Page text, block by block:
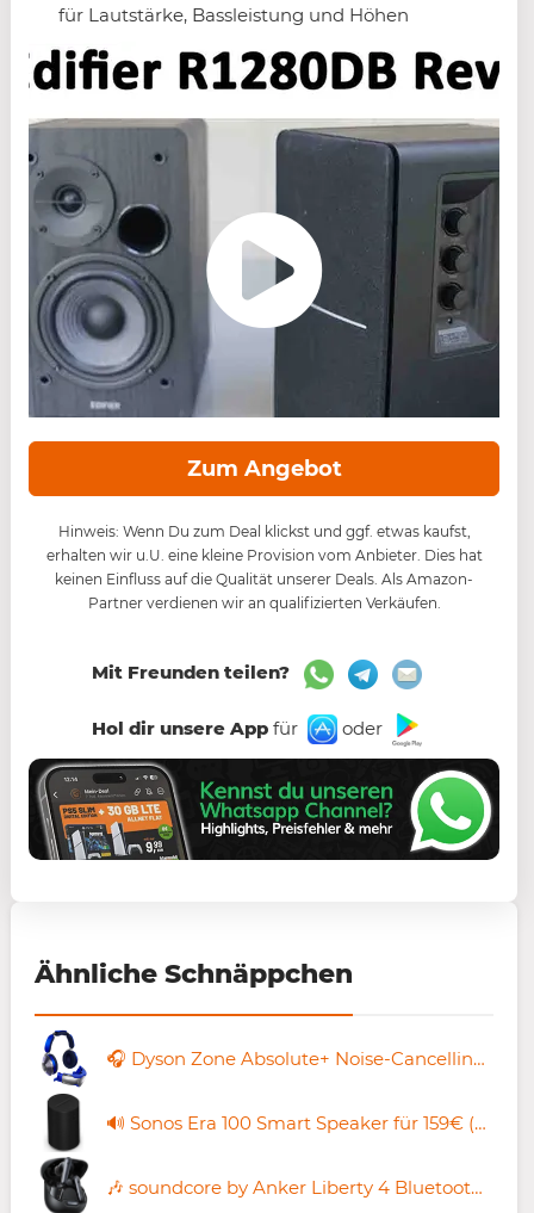
für Lautstärke, Bassleistung und Höhen
Zum Angebot
Hinweis: Wenn Du zum Deal klickst und ggf. etwas kaufst,
erhalten wir u.U. eine kleine Provision vom Anbieter. Dies hat
keinen Einfluss auf die Qualität unserer Deals. Als Amazon-
Partner verdienen wir an qualifizierten Verkäufen.
Mit Freunden teilen?
Hol dir unsere Appfür oder
Ähnliche Schnäppchen
🎧 Dyson Zone Absolute+ Noise-Cancelling-Kopfhörer mit Luftfilter für 145,90€ (statt 259€)
🔊 Sonos Era 100 Smart Speaker für 159€ (statt neu 199€) – refurbished mit 2 Jahren Garantie!
🎶 soundcore by Anker Liberty 4 Bluetooth-Kopfhörer mit ANC für 43,04€ (statt 58€) ➡️ 🇩🇪 Versand